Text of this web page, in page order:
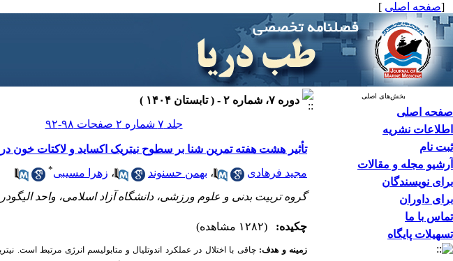
[صفحه اصلی ]
بخش‌های اصلی
صفحه اصلی
اطلاعات نشریه
ثبت نام
آرشیو مجله و مقالات
برای نویسندگان
برای داوران
تماس با ما
تسهیلات پایگاه
دوره ۷، شماره ۲ - ( تابستان ۱۴۰۴ )
جلد ۷ شماره ۲ صفحات ۹۸-۹۲
تأثیر هشت ‌هفته تمرین شنا بر سطوح نیتریک اکساید و لاکتات خون در
مجید فرهادی ، بهمن حسنوند ، زهرا مسیبی*
گروه تربیت بدنی و علوم ورزشی، دانشگاه آزاد اسلامی، واحد
چکیده: (۱۲۸۲ مشاهده)
زمینه و هدف: چاقی با اختلال در عملکرد اندوتلیال و متابولیسم انرژی مرتبط است.